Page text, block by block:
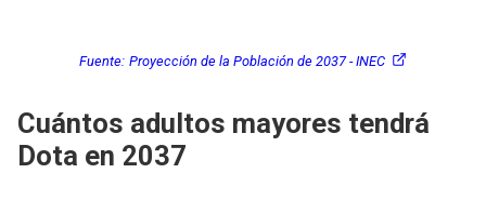
Fuente: Proyección de la Población de 2037 - INEC
Cuántos adultos mayores tendrá
Dota en 2037